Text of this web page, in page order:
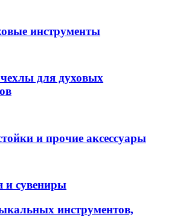
инструменты
для духовых
и прочие аксессуары
и сувениры
инструментов,